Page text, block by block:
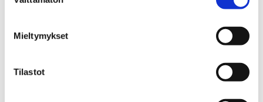
Mieltymykset
Tilastot
26 elokuun, 2019
Mikkolan (Biltema) kaupunginosan asemakaavan
muutos 609 1722 on saanut lainvoiman.